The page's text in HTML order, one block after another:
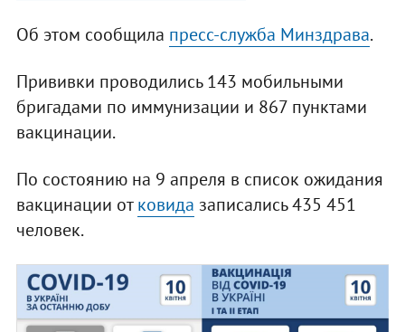
Об этом сообщила пресс-служба Минздрава.
Прививки проводились 143 мобильными
бригадами по иммунизации и 867 пунктами
вакцинации.
По состоянию на 9 апреля в список ожидания
вакцинации отковида записались 435 451
человек.